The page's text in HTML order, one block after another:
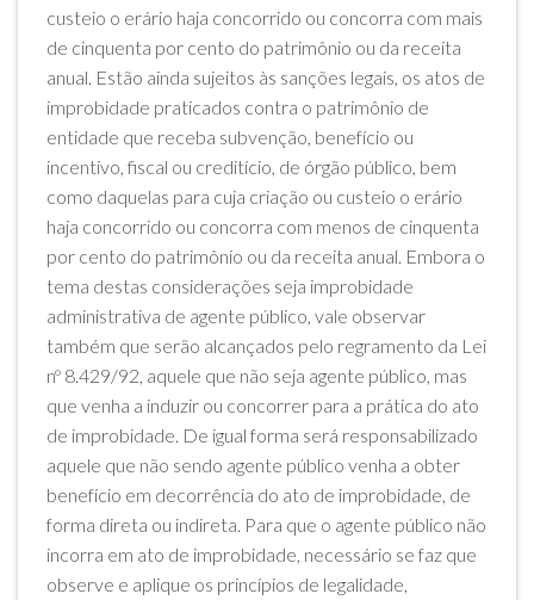
custeio o erário haja concorrido ou concorra com mais
de cinquenta por cento do patrimônio ou da receita
anual. Estão ainda sujeitos às sanções legais, os atos de
improbidade praticados contra o patrimônio de
entidade que receba subvenção, benefício ou
incentivo, fiscal ou creditício, de órgão público, bem
como daquelas para cuja criação ou custeio o erário
haja concorrido ou concorra com menos de cinquenta
por cento do patrimônio ou da receita anual. Embora o
tema destas considerações seja improbidade
administrativa de agente público, vale observar
também que serão alcançados pelo regramento da Lei
nº 8.429/92, aquele que não seja agente público, mas
que venha a induzir ou concorrer para a prática do ato
de improbidade. De igual forma será responsabilizado
aquele que não sendo agente público venha a obter
benefício em decorrência do ato de improbidade, de
forma direta ou indireta. Para que o agente público não
incorra em ato de improbidade, necessário se faz que
observe e aplique os princípios de legalidade,